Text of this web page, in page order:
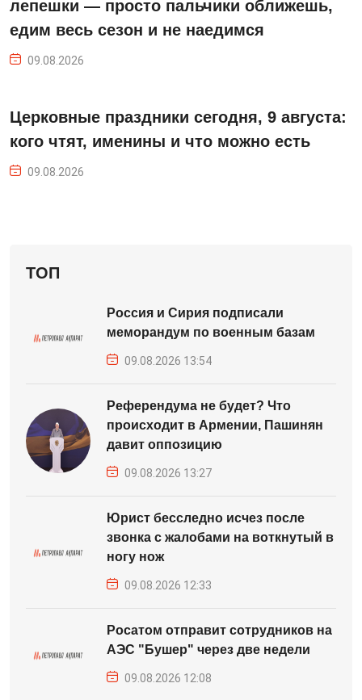
лепешки — просто пальчики оближешь,
едим весь сезон и не наедимся
09.08.2026
Церковные праздники сегодня, 9 августа:
кого чтят, именины и что можно есть
09.08.2026
ТОП
Россия и Сирия подписали
меморандум по военным базам
09.08.2026 13:54
Референдума не будет? Что
происходит в Армении, Пашинян
давит оппозицию
09.08.2026 13:27
Юрист бесследно исчез после
звонка с жалобами на воткнутый в
ногу нож
09.08.2026 12:33
Росатом отправит сотрудников на
АЭС "Бушер" через две недели
09.08.2026 12:08